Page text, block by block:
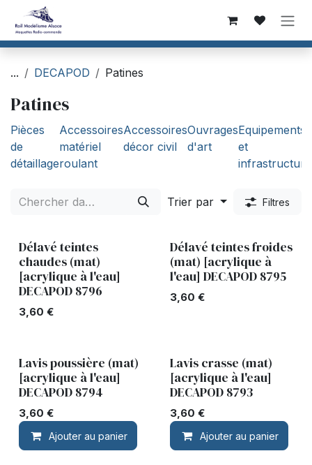
Se rendre au contenu
... DECAPOD Patines
Patines
Pièces
de
détaillage
Accessoires
matériel
roulant
Accessoires
décor civil
Ouvrages
d'art
Equipements
et
infrastructure
Trier par Filtres
Délavé teintes
chaudes (mat)
[acrylique à l'eau]
DECAPOD 8796
3,60 €
Délavé teintes froides
(mat) [acrylique à
l'eau] DECAPOD 8795
3,60 €
Lavis poussière (mat)
[acrylique à l'eau]
DECAPOD 8794
3,60 €
Ajouter au panier
Lavis crasse (mat)
[acrylique à l'eau]
DECAPOD 8793
3,60 €
Ajouter au panier